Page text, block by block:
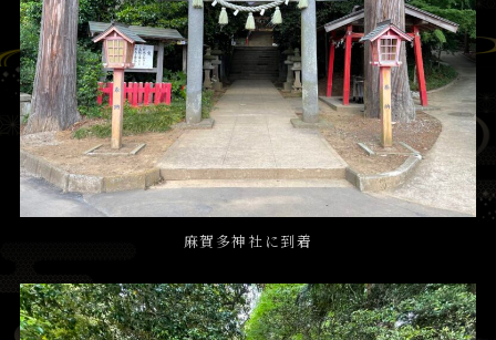
麻賀多神社に到着